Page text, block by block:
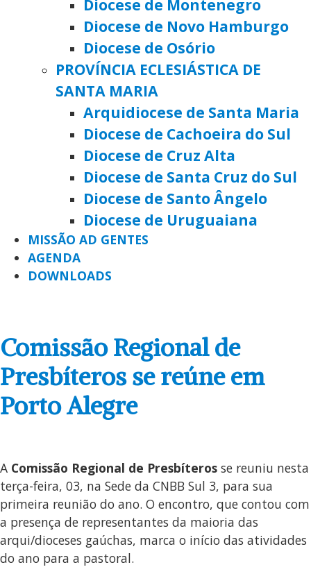
Diocese de Montenegro
Diocese de Novo Hamburgo
Diocese de Osório
PROVÍNCIA ECLESIÁSTICA DE
SANTA MARIA
Arquidiocese de Santa Maria
Diocese de Cachoeira do Sul
Diocese de Cruz Alta
Diocese de Santa Cruz do Sul
Diocese de Santo Ângelo
Diocese de Uruguaiana
MISSÃO AD GENTES
AGENDA
DOWNLOADS
Comissão Regional de
Presbíteros se reúne em
Porto Alegre
A Comissão Regional de Presbíteros se reuniu nesta
terça-feira, 03, na Sede da CNBB Sul 3, para sua
primeira reunião do ano. O encontro, que contou com
a presença de representantes da maioria das
arqui/dioceses gaúchas, marca o início das atividades
do ano para a pastoral.